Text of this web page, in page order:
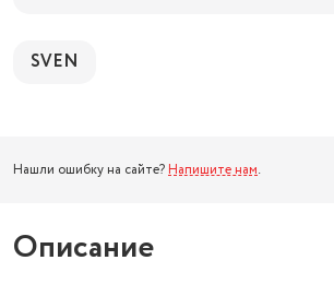
SVEN
Нашли ошибку на сайте? Напишите нам.
Описание